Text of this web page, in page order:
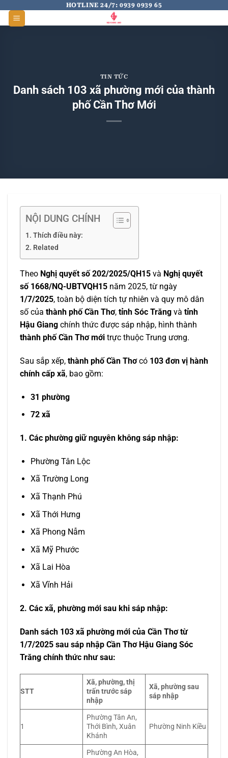
HOTLINE 24/7: 0939 0939 65
TIN TỨC
Danh sách 103 xã phường mới của thành
phố Cần Thơ Mới
NỘI DUNG CHÍNH
Thích điều này:
Related
Theo Nghị quyết số 202/2025/QH15 và Nghị quyết
số 1668/NQ-UBTVQH15 năm 2025, từ ngày
1/7/2025, toàn bộ diện tích tự nhiên và quy mô dân
số của thành phố Cần Thơ, tỉnh Sóc Trăng và tỉnh
Hậu Giang chính thức được sáp nhập, hình thành
thành phố Cần Thơ mới trực thuộc Trung ương.
Sau sắp xếp, thành phố Cần Thơcó 103 đơn vị hành
chính cấp xã, bao gồm:
31 phường
72 xã
1. Các phường giữ nguyên không sáp nhập:
Phường Tân Lộc
Xã Trường Long
Xã Thạnh Phú
Xã Thới Hưng
Xã Phong Nẫm
Xã Mỹ Phước
Xã Lai Hòa
Xã Vĩnh Hải
2. Các xã, phường mới sau khi sáp nhập:
Danh sách 103 xã phường mới của Cần Thơ từ
1/7/2025 sau sáp nhập Cần Thơ Hậu Giang Sóc
Trăng chính thức như sau:
STT
Xã, phường, thị
trấn trước sáp
nhập
Xã, phường sau
sáp nhập
1
Phường Tân An,
Thới Bình, Xuân
Khánh
Phường Ninh Kiều
Phường An Hòa,